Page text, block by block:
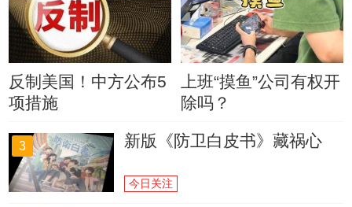
反制美国！中方公布5
项措施
上班“摸鱼”公司有权开
除吗？
3 新版《防卫白皮书》藏祸心
今日关注